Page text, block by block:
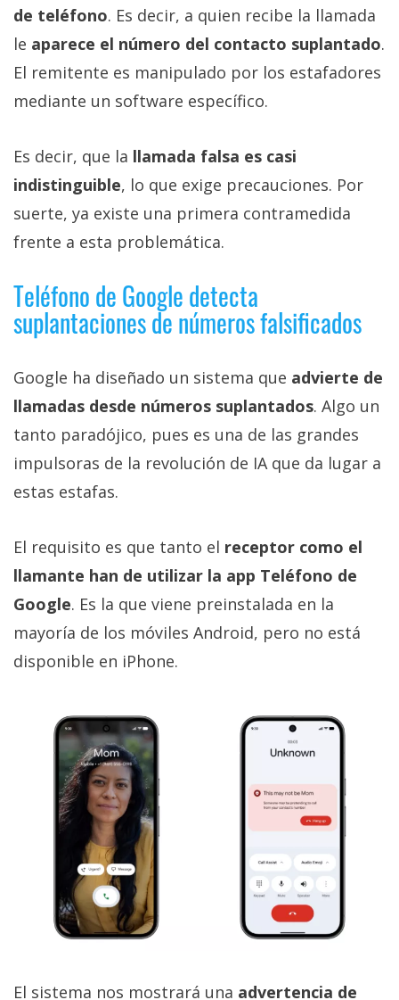
de teléfono. Es decir, a quien recibe la llamada
le aparece el número del contacto suplantado.
El remitente es manipulado por los estafadores
mediante un software específico.
Es decir, que la llamada falsa es casi
indistinguible, lo que exige precauciones. Por
suerte, ya existe una primera contramedida
frente a esta problemática.
Teléfono de Google detecta
suplantaciones de números falsificados
Google ha diseñado un sistema que advierte de
llamadas desde números suplantados. Algo un
tanto paradójico, pues es una de las grandes
impulsoras de la revolución de IA que da lugar a
estas estafas.
El requisito es que tanto el receptor como el
llamante han de utilizar la app Teléfono de
Google. Es la que viene preinstalada en la
mayoría de los móviles Android, pero no está
disponible en iPhone.
El sistema nos mostrará una advertencia de